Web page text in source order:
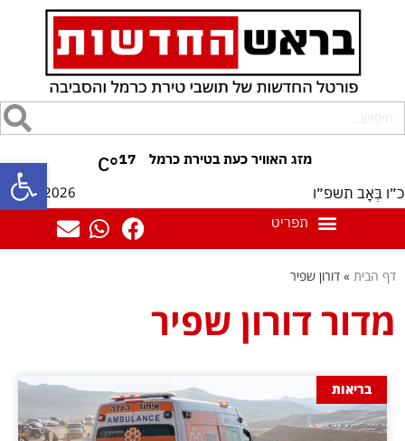
פתח 17
°C
כ״ו בְּאָב תשפ״ו 09/08/2026
דף הבית » דורון שפיר
מדור דורון שפיר
בריאות